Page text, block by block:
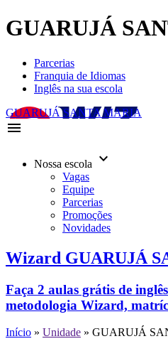
GUARUJÁ
Parcerias
Franquia de Idiomas
Inglês na sua escola
GUARUJÁ SANTA MARIA
menu
Nossa escola keyboard_arrow_down
Vagas
Equipe
Parcerias
Promoções
Novidades
Wizard GUARUJÁ
Faça 2 aulas grátis de
metodologia Wizard,
Início » Unidade » GUARUJÁ